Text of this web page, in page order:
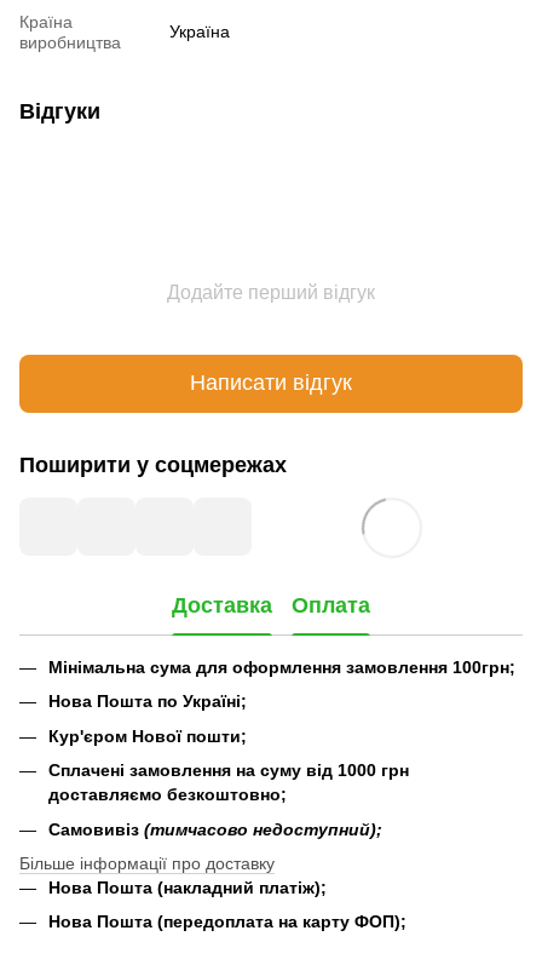
Країна
виробництва
Україна
Відгуки
Додайте перший відгук
Написати відгук
Поширити у соцмережах
Доставка Оплата
Мінімальна сума для оформлення замовлення 100грн;
Нова Пошта по Україні;
Кур'єром Нової пошти;
Сплачені замовлення на суму від 1000 грн
доставляємо безкоштовно;
Самовивіз (тимчасово недоступний);
Більше інформації про доставку
Нова Пошта (накладний платіж);
Нова Пошта (передоплата на карту ФОП);